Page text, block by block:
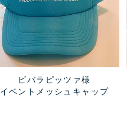
ビバラピッツァ様
イベントメッシュキャップ